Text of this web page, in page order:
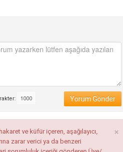
Yorum Gönder
×
ve küfür içeren, aşağılayıcı,
zarar verici ya da benzeri